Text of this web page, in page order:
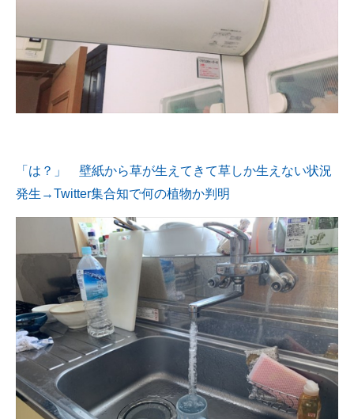
「は？」 壁紙から草が生えてきて草しか生えない状況
発生→Twitter集合知で何の植物か判明